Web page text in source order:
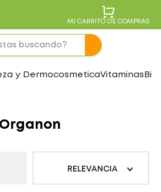
MI CARRITO DE COMPRAS
y DermocosmeticaVitaminas
Organon
RELEVANCIA